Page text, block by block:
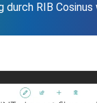
durch RIB